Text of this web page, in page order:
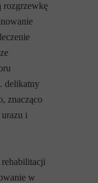
rozgrzewkę
delikatny
znacząco
i
w